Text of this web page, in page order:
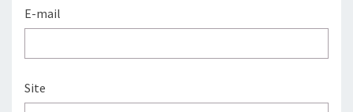
E-mail
Site